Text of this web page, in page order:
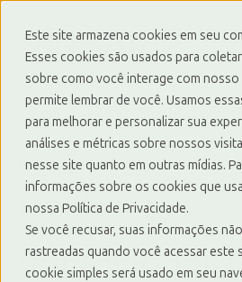
Este site armazena cookies em seu
Esses cookies são usados para
sobre como você interage com nosso
permite lembrar de você. Usamos
para melhorar e personalizar sua
análises e métricas sobre nossos
nesse site quanto em outras mídias.
informações sobre os cookies que
nossa Política de Privacidade.
Se você recusar, suas informações
rastreadas quando você acessar este
cookie simples será usado em seu
05/11/21 00:00
Inteligência
operacional: